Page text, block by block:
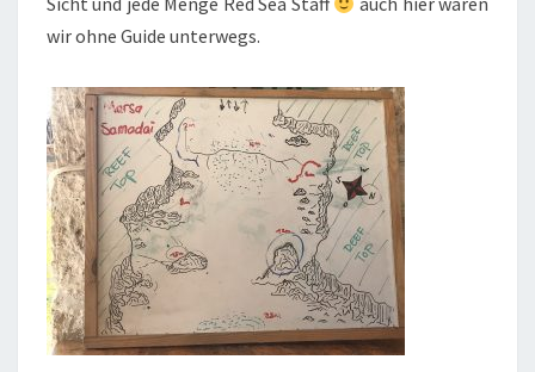
wir ohne Guide unterwegs.